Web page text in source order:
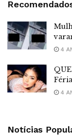
4
4
Notícias